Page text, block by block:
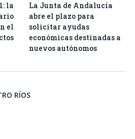
la
el
La Junta de Andalucía
abre el plazo para
solicitar ayudas
económicas destinadas a
nuevos autónomos
RÍOS